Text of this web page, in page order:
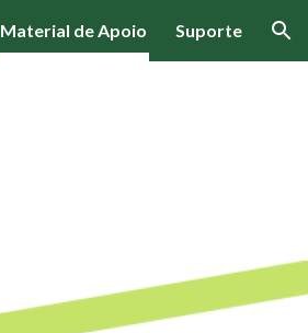
Material de Apoio Suporte